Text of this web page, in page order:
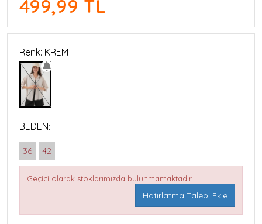
499,99 TL
Renk: KREM
BEDEN:
36 42
Geçici olarak stoklarımızda bulunmamaktadır.
Hatırlatma Talebi Ekle